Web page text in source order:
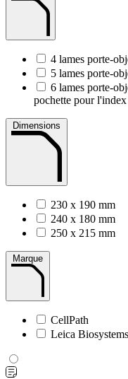
4 lames porte-
5 lames porte-
6 lames porte-
pochette pour l'index
Dimensions
230 x 190 mm
240 x 180 mm
250 x 215 mm
Marque
CellPath
Leica Biosystems